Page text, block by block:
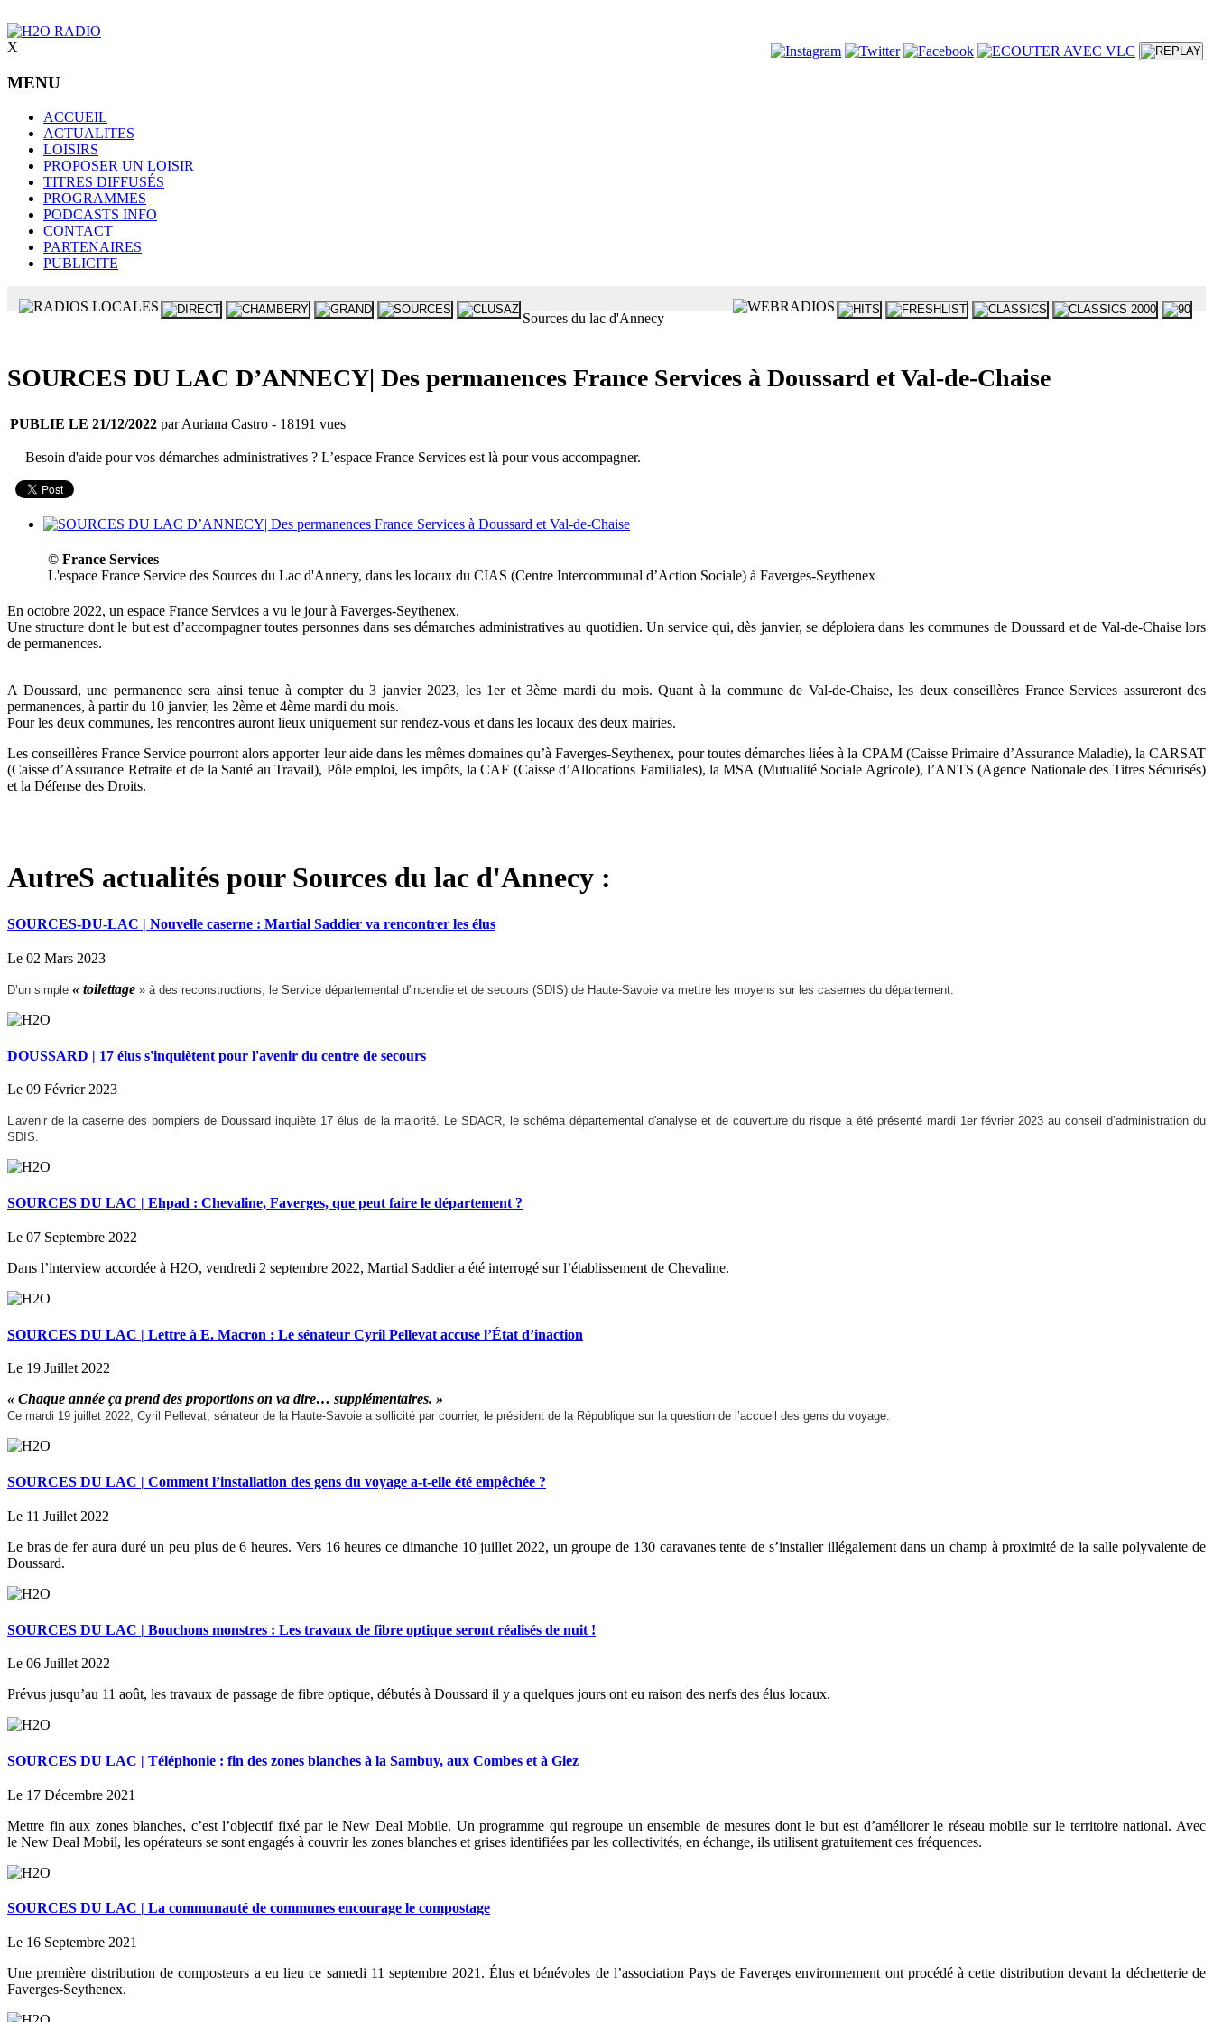
X
MENU
ACCUEIL
ACTUALITES
LOISIRS
PROPOSER UN LOISIR
TITRES DIFFUSÉS
PROGRAMMES
PODCASTS INFO
CONTACT
PARTENAIRES
PUBLICITE
Sources du lac d'Annecy
SOURCES DU LAC D’ANNECY| Des permanences France Services à Doussard et Val-de-Chaise
PUBLIE LE 21/12/2022 par Auriana Castro - 18191 vues
Besoin d'aide pour vos démarches administratives ? L’espace France Services est là pour vous accompagner.
© France Services
L'espace France Service des Sources du Lac d'Annecy, dans les locaux du CIAS (Centre Intercommunal d’Action Sociale) à Faverges-Seythenex
En octobre 2022, un espace France Services a vu le jour à Faverges-Seythenex.
Une structure dont le but est d’accompagner toutes personnes dans ses démarches administratives au quotidien. Un service qui, dès janvier, se déploiera dans les communes de Doussard et de Val-de-Chaise lors
de permanences.
A Doussard, une permanence sera ainsi tenue à compter du 3 janvier 2023, les 1er et 3ème mardi du mois. Quant à la commune de Val-de-Chaise, les deux conseillères France Services assureront des
permanences, à partir du 10 janvier, les 2ème et 4ème mardi du mois.
Pour les deux communes, les rencontres auront lieux uniquement sur rendez-vous et dans les locaux des deux mairies.
Les conseillères France Service pourront alors apporter leur aide dans les mêmes domaines qu’à Faverges-Seythenex, pour toutes démarches liées à la CPAM (Caisse Primaire d’Assurance Maladie), la CARSAT
(Caisse d’Assurance Retraite et de la Santé au Travail), Pôle emploi, les impôts, la CAF (Caisse d’Allocations Familiales), la MSA (Mutualité Sociale Agricole), l’ANTS (Agence Nationale des Titres Sécurisés)
et la Défense des Droits.
AutreS actualités pour Sources du lac d'Annecy :
SOURCES-DU-LAC | Nouvelle caserne : Martial Saddier va rencontrer les élus
Le 02 Mars 2023
D’un simple « toilettage » à des reconstructions, le Service départemental d'incendie et de secours (SDIS) de Haute-Savoie va mettre les moyens sur les casernes du département.
DOUSSARD | 17 élus s'inquiètent pour l'avenir du centre de secours
Le 09 Février 2023
L’avenir de la caserne des pompiers de Doussard inquiète 17 élus de la majorité. Le SDACR, le schéma départemental d'analyse et de couverture du risque a été présenté mardi 1er février 2023 au conseil d’administration du
SDIS.
SOURCES DU LAC | Ehpad : Chevaline, Faverges, que peut faire le département ?
Le 07 Septembre 2022
Dans l’interview accordée à H2O, vendredi 2 septembre 2022, Martial Saddier a été interrogé sur l’établissement de Chevaline.
SOURCES DU LAC | Lettre à E. Macron : Le sénateur Cyril Pellevat accuse l’État d’inaction
Le 19 Juillet 2022
« Chaque année ça prend des proportions on va dire… supplémentaires. »
Ce mardi 19 juillet 2022, Cyril Pellevat, sénateur de la Haute-Savoie a sollicité par courrier, le président de la République sur la question de l’accueil des gens du voyage.
SOURCES DU LAC | Comment l’installation des gens du voyage a-t-elle été empêchée ?
Le 11 Juillet 2022
Le bras de fer aura duré un peu plus de 6 heures. Vers 16 heures ce dimanche 10 juillet 2022, un groupe de 130 caravanes tente de s’installer illégalement dans un champ à proximité de la salle polyvalente de
Doussard.
SOURCES DU LAC | Bouchons monstres : Les travaux de fibre optique seront réalisés de nuit !
Le 06 Juillet 2022
Prévus jusqu’au 11 août, les travaux de passage de fibre optique, débutés à Doussard il y a quelques jours ont eu raison des nerfs des élus locaux.
SOURCES DU LAC | Téléphonie : fin des zones blanches à la Sambuy, aux Combes et à Giez
Le 17 Décembre 2021
Mettre fin aux zones blanches, c’est l’objectif fixé par le New Deal Mobile. Un programme qui regroupe un ensemble de mesures dont le but est d’améliorer le réseau mobile sur le territoire national. Avec
le New Deal Mobil, les opérateurs se sont engagés à couvrir les zones blanches et grises identifiées par les collectivités, en échange, ils utilisent gratuitement ces fréquences.
SOURCES DU LAC | La communauté de communes encourage le compostage
Le 16 Septembre 2021
Une première distribution de composteurs a eu lieu ce samedi 11 septembre 2021. Élus et bénévoles de l’association Pays de Faverges environnement ont procédé à cette distribution devant la déchetterie de
Faverges-Seythenex.